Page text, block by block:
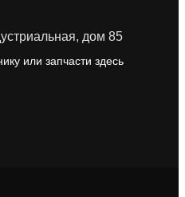
дом 85
или запчасти здесь